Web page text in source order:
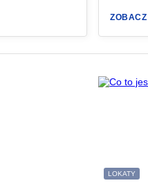
LOKATY